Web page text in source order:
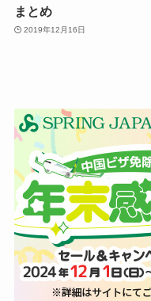
まとめ
2019年12月16日